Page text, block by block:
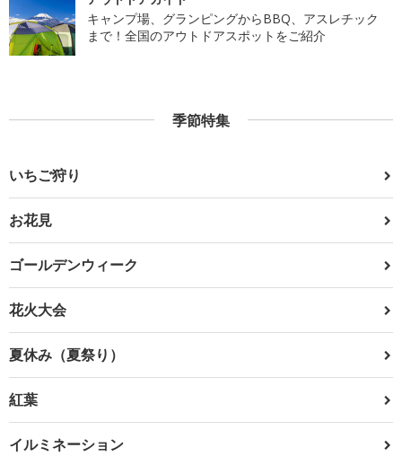
キャンプ場、グランピングからBBQ、アスレチック
まで！全国のアウトドアスポットをご紹介
季節特集
いちご狩り
お花見
ゴールデンウィーク
花火大会
夏休み（夏祭り）
紅葉
イルミネーション